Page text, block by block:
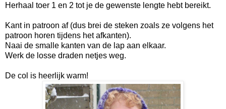
Herhaal toer 1 en 2 tot je de gewenste lengte hebt bereikt.
Kant in patroon af (dus brei de steken zoals ze volgens het
patroon horen tijdens het afkanten).
Naai de smalle kanten van de lap aan elkaar.
Werk de losse draden netjes weg.
De col is heerlijk warm!